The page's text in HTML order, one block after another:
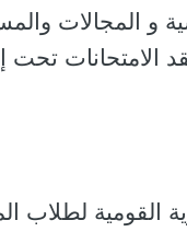
و المجالات
الامتحانات تحت
القومية لطلاب